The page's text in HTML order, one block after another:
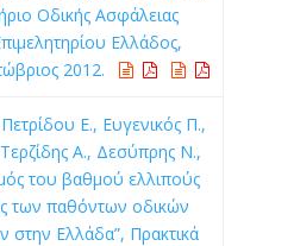
Οδικής Ασφάλειας
Ελλάδος,
2012.
Ε., Ευγενικός Π.,
Α., Δεσύπρης Ν.,
του βαθμού ελλιπούς
των παθόντων οδικών
στην Ελλάδα”, Πρακτικά